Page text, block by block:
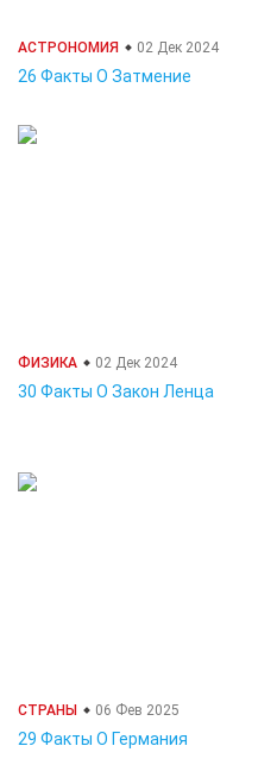
АСТРОНОМИЯ 02 Дек 2024
26 Факты О Затмение
ФИЗИКА 02 Дек 2024
30 Факты О Закон Ленца
СТРАНЫ 06 Фев 2025
29 Факты О Германия